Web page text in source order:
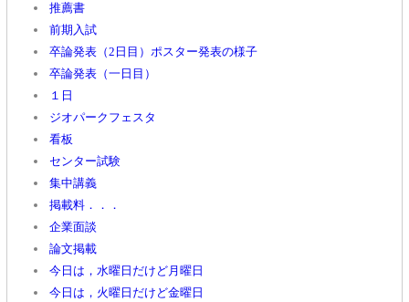
推薦書
前期入試
卒論発表（2日目）ポスター発表の様子
卒論発表（一日目）
１日
ジオパークフェスタ
看板
センター試験
集中講義
掲載料．．．
企業面談
論文掲載
今日は，水曜日だけど月曜日
今日は，火曜日だけど金曜日